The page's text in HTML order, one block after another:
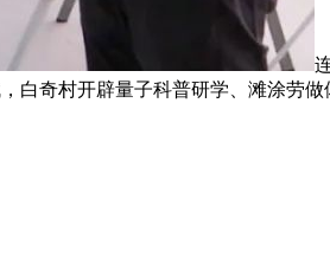
白奇村开辟量子科普研学、滩涂劳